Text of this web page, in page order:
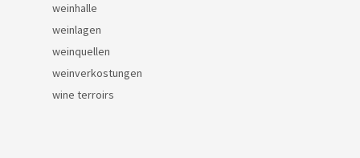
weinhalle
weinlagen
weinquellen
weinverkostungen
wine terroirs